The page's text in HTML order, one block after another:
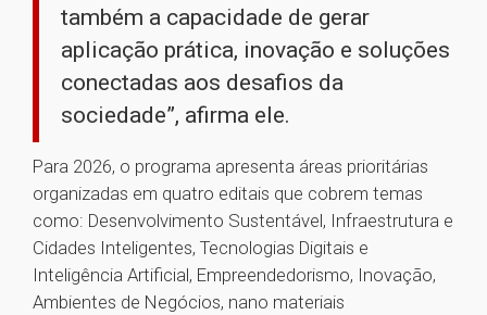
também a capacidade de gerar
aplicação prática, inovação e soluções
conectadas aos desafios da
sociedade”, afirma ele.
Para 2026, o programa apresenta áreas prioritárias
organizadas em quatro editais que cobrem temas
como: Desenvolvimento Sustentável, Infraestrutura e
Cidades Inteligentes, Tecnologias Digitais e
Inteligência Artificial, Empreendedorismo, Inovação,
Ambientes de Negócios, nano materiais